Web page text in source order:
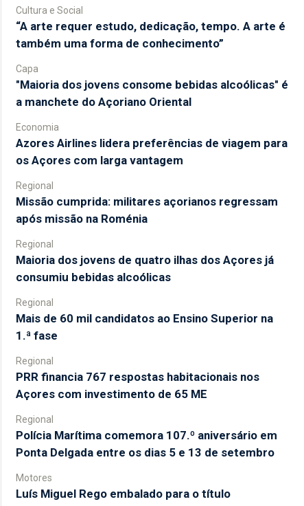
Cultura e Social
“A arte requer estudo, dedicação, tempo. A arte é
também uma forma de conhecimento”
Capa
"Maioria dos jovens consome bebidas alcoólicas" é
a manchete do Açoriano Oriental
Economia
Azores Airlines lidera preferências de viagem para
os Açores com larga vantagem
Regional
Missão cumprida: militares açorianos regressam
após missão na Roménia
Regional
Maioria dos jovens de quatro ilhas dos Açores já
consumiu bebidas alcoólicas
Regional
Mais de 60 mil candidatos ao Ensino Superior na
1.ª fase
Regional
PRR financia 767 respostas habitacionais nos
Açores com investimento de 65 ME
Regional
Polícia Marítima comemora 107.º aniversário em
Ponta Delgada entre os dias 5 e 13 de setembro
Motores
Luís Miguel Rego embalado para o título